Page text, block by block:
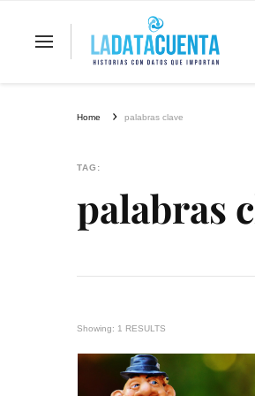
La
Home palabras clave
TAG:
palabras
Showing: 1 RESULTS